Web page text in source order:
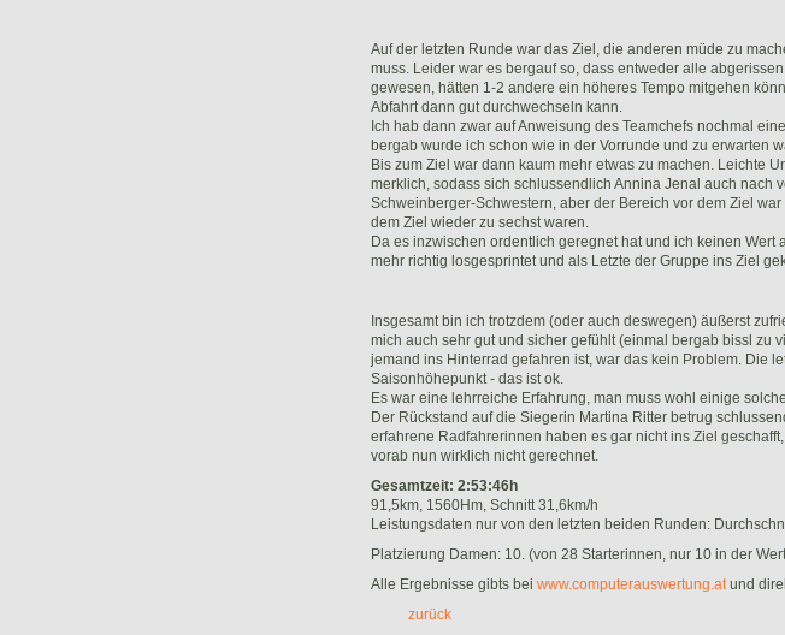
Auf der letzten Runde war das Ziel, die anderen müde zu
muss. Leider war es bergauf so, dass entweder alle
gewesen, hätten 1-2 andere ein höheres Tempo mitgehen
Abfahrt dann gut durchwechseln kann.
Ich hab dann zwar auf Anweisung des Teamchefs nochmal
bergab wurde ich schon wie in der Vorrunde und zu erwarten
Bis zum Ziel war dann kaum mehr etwas zu machen. Leichte
merklich, sodass sich schlussendlich Annina Jenal auch nach
Schweinberger-Schwestern, aber der Bereich vor dem Ziel
dem Ziel wieder zu sechst waren.
Da es inzwischen ordentlich geregnet hat und ich keinen
mehr richtig losgesprintet und als Letzte der Gruppe ins Ziel
Insgesamt bin ich trotzdem (oder auch deswegen) äußerst
mich auch sehr gut und sicher gefühlt (einmal bergab bissl zu
jemand ins Hinterrad gefahren ist, war das kein Problem. Die
Saisonhöhepunkt - das ist ok.
Es war eine lehrreiche Erfahrung, man muss wohl einige
Der Rückstand auf die Siegerin Martina Ritter betrug
erfahrene Radfahrerinnen haben es gar nicht ins Ziel
vorab nun wirklich nicht gerechnet.
Gesamtzeit: 2:53:46h
91,5km, 1560Hm, Schnitt 31,6km/h
Leistungsdaten nur von den letzten beiden Runden:
Platzierung Damen: 10. (von 28 Starterinnen, nur 10 in der
Alle Ergebnisse gibts bei www.computerauswertung.atund
zurück